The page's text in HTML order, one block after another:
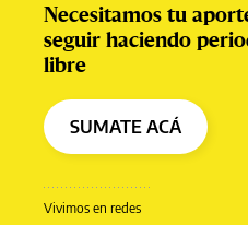
Vivimos en redes
Necesitamos tu
seguir haciendo
libre
SUMATE ACÁ